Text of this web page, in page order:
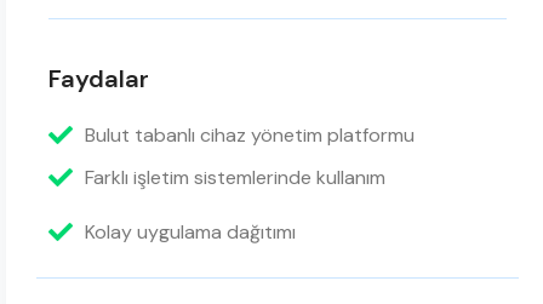
Faydalar
Bulut tabanlı cihaz yönetim platformu
Farklı işletim sistemlerinde kullanım
Kolay uygulama dağıtımı